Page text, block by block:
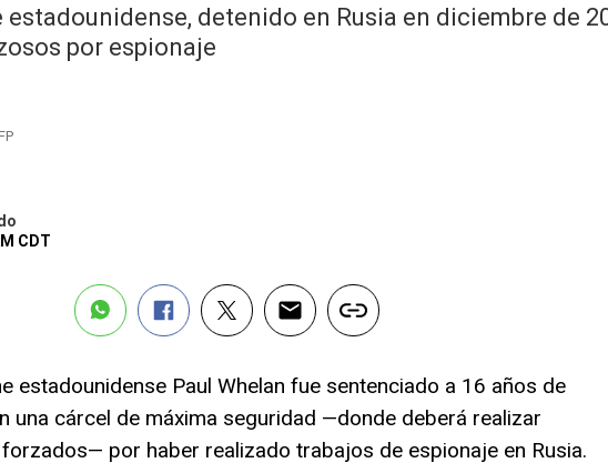
estadounidense, detenido en Rusia en diciembre de
por espionaje
CDT
estadounidense Paul Whelan fue sentenciado a 16 años de
una cárcel de máxima seguridad —donde deberá realizar
por haber realizado trabajos de espionaje en Rusia.